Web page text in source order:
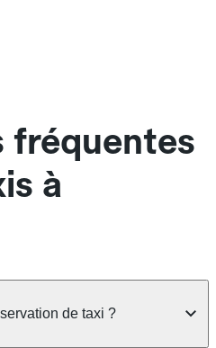
fréquentes
à
de taxi ?